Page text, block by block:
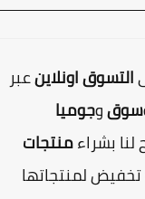
اونلاينعبر
وجوميا
بشراءمنتجات
لمنتجاتها